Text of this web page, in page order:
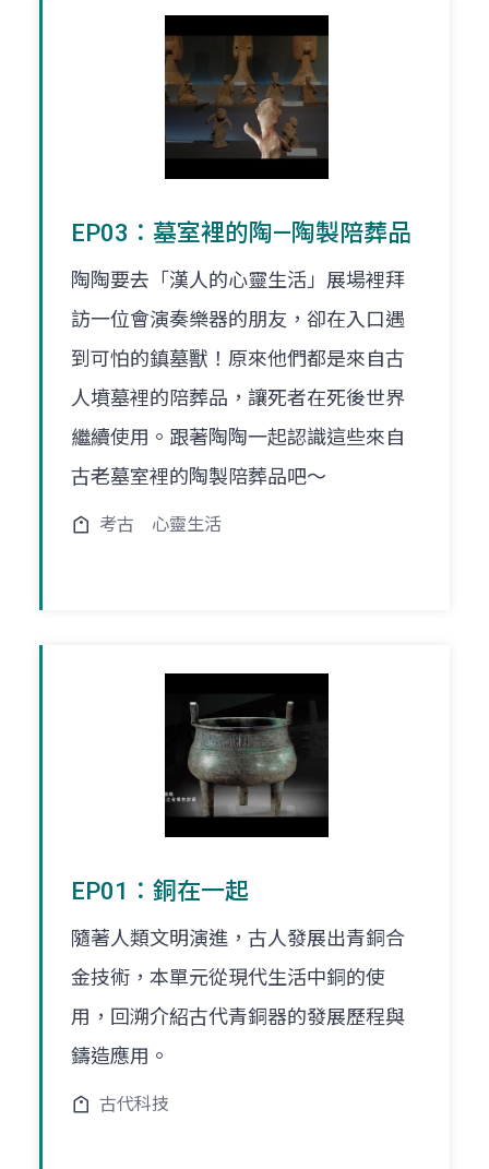
EP03：墓室裡的陶—陶製陪葬品
陶陶要去「漢人的心靈生活」展場裡拜
訪一位會演奏樂器的朋友，卻在入口遇
到可怕的鎮墓獸！原來他們都是來自古
人墳墓裡的陪葬品，讓死者在死後世界
繼續使用。跟著陶陶一起認識這些來自
古老墓室裡的陶製陪葬品吧～
考古 心靈生活
EP01：銅在一起
隨著人類文明演進，古人發展出青銅合
金技術，本單元從現代生活中銅的使
用，回溯介紹古代青銅器的發展歷程與
鑄造應用。
古代科技